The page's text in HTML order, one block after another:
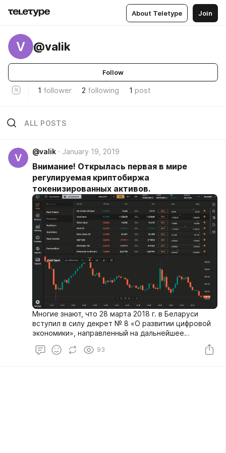
About Teletype Join
V @valik
Follow
1 follower 2 following 1 post
ALL POSTS
V
@valik January 19, 2019
Внимание! Открылась первая в мире
регулируемая криптобиржа
токенизированных активов.
Многие знают, что 28 марта 2018 г. в Беларуси
вступил в силу декрет № 8 «О развитии цифровой
экономики», направленный на дальнейшее
технологий", инновационной сферы и построение
93